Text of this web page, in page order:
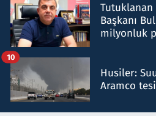
Tutuklanan
Başkanı
milyonluk
Husiler:
Aramco
10